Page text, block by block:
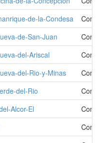
de-la-Condesa
Como
de-San-Juan
Como
del-Ariscal
Como
del-Rio-y-Minas
Como
del-Rio
Como
Alcor-El
Como
Como